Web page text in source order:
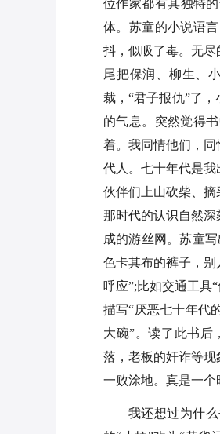
位作家都有其独特
体。苏童的小说语
抖，似吸了毒。无
尾把保润、柳生、
裁，“君子报仇”了
的气息。突然觉得
着。我同情他们，
代人。七十年代是
伙伴们上山砍柴、
那时代的认识自然
成的游丝网。苏童
色卡其布的裤子，别
呼应”;比如交通工具
描写“厌恶七十年代
大碗”。读了此书后
落，老板的奸诈等
一败涂地。真是一个
我还想过为什